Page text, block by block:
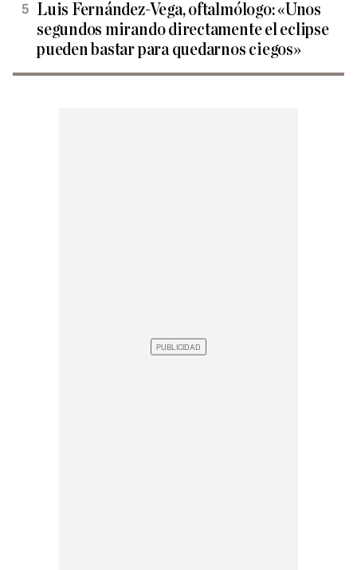
Luis Fernández-Vega, oftalmólogo: «Unos
segundos mirando directamente el eclipse
pueden bastar para quedarnos ciegos»